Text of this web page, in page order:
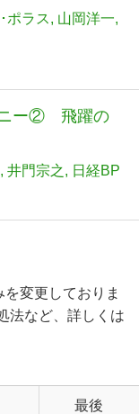
ポラス
山岡洋一
ニー② 飛躍の
井門宗之 日経BP
変更しておりま
法など、詳しくは
最後